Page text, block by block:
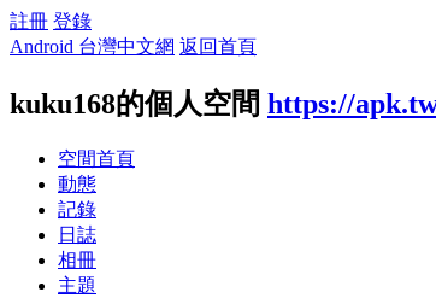
註冊 登錄
Android 台灣中文網 返回首頁
kuku168的個人空間 https://
空間首頁
動態
記錄
日誌
相冊
主題